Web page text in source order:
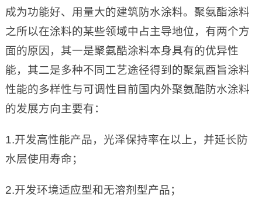
成为功能好、用量大的建筑防水涂料。聚氨酯涂料
之所以在涂料的某些领域中占主导地位，有两个方
面的原因，其一是聚氨酷涂料本身具有的优异性
能，其二是多种不同工艺途径得到的聚氣酉旨涂料
性能的多样性与可调性目前国内外聚氨酷防水涂料
的发展方向主要有：
1.开发高性能产品，光泽保持率在以上，并延长防
水层使用寿命；
2.开发环境适应型和无溶剂型产品；